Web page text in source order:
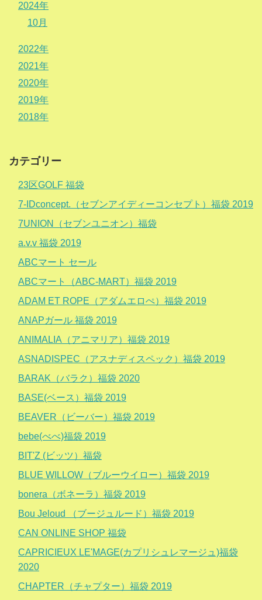
2024年
10月
2022年
2021年
2020年
2019年
2018年
カテゴリー
23区GOLF 福袋
7-IDconcept.（セブンアイディーコンセプト）福袋 2019
7UNION（セブンユニオン）福袋
a.v.v 福袋 2019
ABCマート セール
ABCマート（ABC-MART）福袋 2019
ADAM ET ROPE（アダムエロぺ）福袋 2019
ANAPガール 福袋 2019
ANIMALIA（アニマリア）福袋 2019
ASNADISPEC（アスナディスペック）福袋 2019
BARAK（バラク）福袋 2020
BASE(ベース）福袋 2019
BEAVER（ビーバー）福袋 2019
bebe(べべ)福袋 2019
BIT'Z (ビッツ）福袋
BLUE WILLOW（ブルーウイロー）福袋 2019
bonera（ボネーラ）福袋 2019
Bou Jeloud （ブージュルード）福袋 2019
CAN ONLINE SHOP 福袋
CAPRICIEUX LE'MAGE(カプリシュレマージュ)福袋
2020
CHAPTER（チャプター）福袋 2019